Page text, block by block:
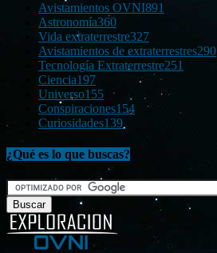
Avistamientos OVNI891
Astronomía360
Vida extraterrestre327
Avistamientos de extraterrestres290
Tecnología Extraterrestre251
Ciencia197
Universo155
Conspiraciones154
Curiosidades139
¿Qué es lo que buscas?